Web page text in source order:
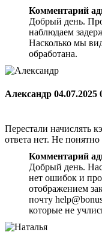
Комментарий
Добрый день.
наблюдаем
Насколько мы
обработана.
Александр 04.07.2025
Перестали начислять
ответа нет. Не
Комментарий
Добрый день.
нет ошибок и
отображением
почту
которые не